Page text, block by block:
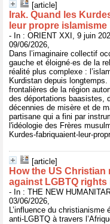
[article]
Irak. Quand les
leur propre islamisme
- In : ORIENT XXI, 9 juin
09/06/2026,
Dans l’imaginaire collectif
gauche et éloigné·es de la
réalité plus complexe :
Kurdistan depuis
frontalières de la région
des déportations baasistes,
décennies de misère et de
partisane qui a fini par
l'idéologie des Frères
Kurdes-fabriquaient-leur-
[article]
How the US
against LGBTQ rights
- In : THE NEW
03/06/2026,
L’influence du
anti-LGBTQ à travers